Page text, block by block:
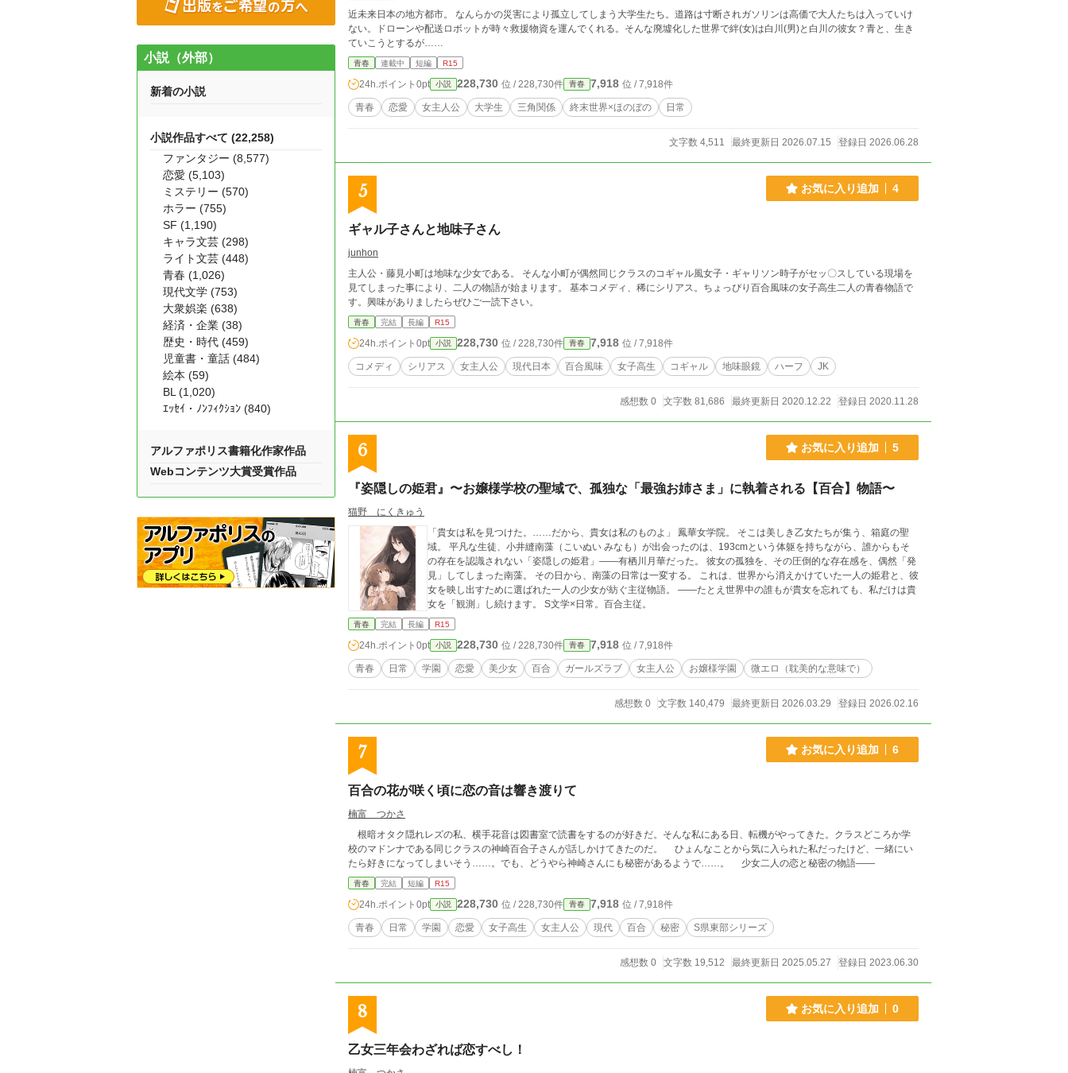
近未来日本の地方都市。 なんらかの災害により孤立してしまう大学生たち。道路は寸断されガソリンは高価で大人たちは入っていけ
ない。ドローンや配送ロボットが時々救援物資を運んでくれる。そんな廃墟化した世界で絆(女)は白川(男)と白川の彼女？青と、生き
ていこうとするが……
青春 連載中 短編 R15
24h.ポイント 0pt 小説 228,730 位 / 228,730件 青春 7,918 位 / 7,918件
青春 恋愛 女主人公 大学生 三角関係 終末世界×ほのぼの 日常
文字数 4,511 最終更新日 2026.07.15 登録日 2026.06.28
5 お気に入り追加 4
ギャル子さんと地味子さん
junhon
主人公・藤見小町は地味な少女である。 そんな小町が偶然同じクラスのコギャル風女子・ギャリソン時子がセッ〇スしている現場を
見てしまった事により、二人の物語が始まります。 基本コメディ、稀にシリアス。ちょっぴり百合風味の女子高生二人の青春物語で
す。興味がありましたらぜひご一読下さい。
青春 完結 長編 R15
24h.ポイント 0pt 小説 228,730 位 / 228,730件 青春 7,918 位 / 7,918件
コメディ シリアス 女主人公 現代日本 百合風味 女子高生 コギャル 地味眼鏡 ハーフ JK
感想数 0 文字数 81,686 最終更新日 2020.12.22 登録日 2020.11.28
6 お気に入り追加 5
『姿隠しの姫君』〜お嬢様学校の聖域で、孤独な「最強お姉さま」に執着される【百合】物語〜
猫野 にくきゅう
「貴女は私を見つけた。……だから、貴女は私のものよ」 鳳華女学院。 そこは美しき乙女たちが集う、箱庭の聖
域。 平凡な生徒、小井縫南藻（こいぬい みなも）が出会ったのは、193cmという体躯を持ちながら、誰からもそ
の存在を認識されない「姿隠しの姫君」——有栖川月華だった。 彼女の孤独を、その圧倒的な存在感を、偶然「発
見」してしまった南藻。 その日から、南藻の日常は一変する。 これは、世界から消えかけていた一人の姫君と、彼
女を映し出すために選ばれた一人の少女が紡ぐ主従物語。 ——たとえ世界中の誰もが貴女を忘れても、私だけは貴
女を「観測」し続けます。 S文学×日常。百合主従。
青春 完結 長編 R15
24h.ポイント 0pt 小説 228,730 位 / 228,730件 青春 7,918 位 / 7,918件
青春 日常 学園 恋愛 美少女 百合 ガールズラブ 女主人公 お嬢様学園 微エロ（耽美的な意味で）
感想数 0 文字数 140,479 最終更新日 2026.03.29 登録日 2026.02.16
7 お気に入り追加 6
百合の花が咲く頃に恋の音は響き渡りて
楠富 つかさ
根暗オタク隠れレズの私、横手花音は図書室で読書をするのが好きだ。そんな私にある日、転機がやってきた。クラスどころか学
校のマドンナである同じクラスの神崎百合子さんが話しかけてきたのだ。 ひょんなことから気に入られた私だったけど、一緒にい
たら好きになってしまいそう……。でも、どうやら神崎さんにも秘密があるようで……。 少女二人の恋と秘密の物語――
青春 完結 短編 R15
24h.ポイント 0pt 小説 228,730 位 / 228,730件 青春 7,918 位 / 7,918件
青春 日常 学園 恋愛 女子高生 女主人公 現代 百合 秘密 S県東部シリーズ
感想数 0 文字数 19,512 最終更新日 2025.05.27 登録日 2023.06.30
8 お気に入り追加 0
乙女三年会わざれば恋すべし！
小説（外部）
新着の小説
小説作品すべて (22,258)
ファンタジー (8,577)
恋愛 (5,103)
ミステリー (570)
ホラー (755)
SF (1,190)
キャラ文芸 (298)
ライト文芸 (448)
青春 (1,026)
現代文学 (753)
大衆娯楽 (638)
経済・企業 (38)
歴史・時代 (459)
児童書・童話 (484)
絵本 (59)
BL (1,020)
ｴｯｾｲ・ﾉﾝﾌｨｸｼｮﾝ (840)
アルファポリス書籍化作家作品
Webコンテンツ大賞受賞作品